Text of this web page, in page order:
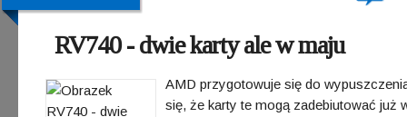
RV740 - dwie karty ale w maju
AMD przygotowuje się do
się, że karty te mogą zadebiutować już